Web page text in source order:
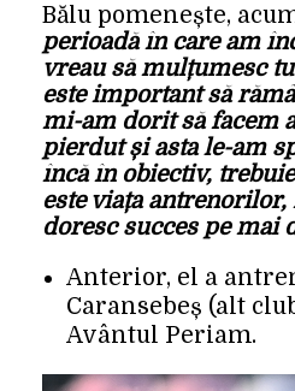
Bălu pomenește,
perioadă în care am
vreau să mulțumesc
este important să
mi-am dorit să facem
pierdut și asta le-am
încă în obiectiv,
este viața
doresc succes pe mai
Anterior, el a
Caransebeș (alt
Avântul Periam.